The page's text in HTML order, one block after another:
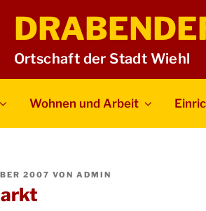
Ortschaft der Stadt Wiehl
Wohnen und Arbeit
2007 VON ADMIN